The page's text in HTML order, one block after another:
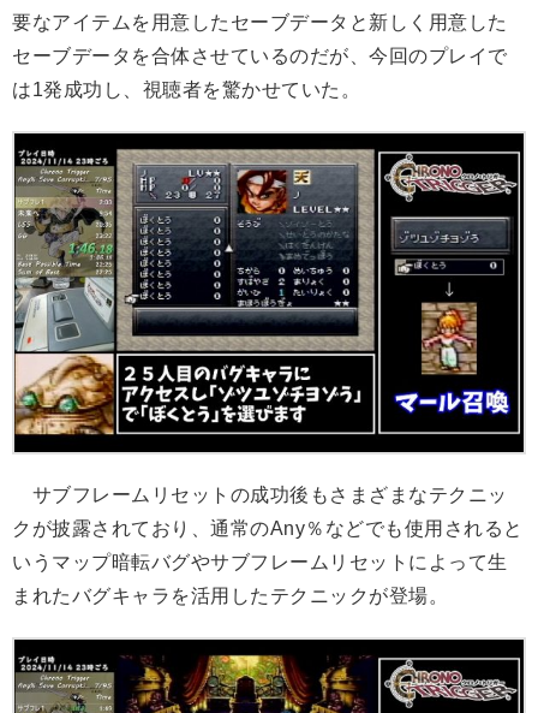
要なアイテムを用意したセーブデータと新しく用意した
セーブデータを合体させているのだが、今回のプレイで
は1発成功し、視聴者を驚かせていた。
サブフレームリセットの成功後もさまざまなテクニッ
クが披露されており、通常のAny％などでも使用されると
いうマップ暗転バグやサブフレームリセットによって生
まれたバグキャラを活用したテクニックが登場。